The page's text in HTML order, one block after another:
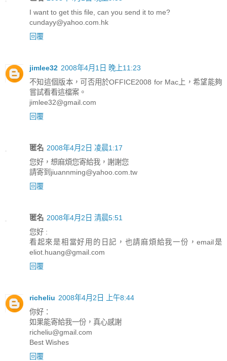
I want to get this file, can you send it to me?
cundayy@yahoo.com.hk
回覆
jimlee32 2008年4月1日 晚上11:23
不知這個版本，可否用於OFFICE2008 for Mac上，希望能夠
嘗試看看這檔案。
jimlee32@gmail.com
回覆
匿名 2008年4月2日 凌晨1:17
您好，想麻煩您寄給我，謝謝您
請寄到jiuannming@yahoo.com.tw
回覆
匿名 2008年4月2日 清晨5:51
您好 :
看起來是相當好用的日記，也請麻煩給我一份，email是
eliot.huang@gmail.com
回覆
richeliu 2008年4月2日 上午8:44
你好：
如果能寄給我一份，真心感謝
richeliu@gmail.com
Best Wishes
回覆